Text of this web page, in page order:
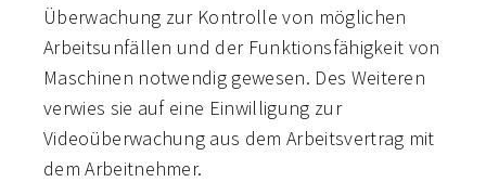
Überwachung zur Kontrolle von möglichen
Arbeitsunfällen und der Funktionsfähigkeit von
Maschinen notwendig gewesen. Des Weiteren
verwies sie auf eine Einwilligung zur
Videoüberwachung aus dem Arbeitsvertrag mit
dem Arbeitnehmer.